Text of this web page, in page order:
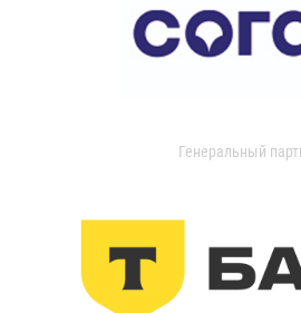
Генеральный